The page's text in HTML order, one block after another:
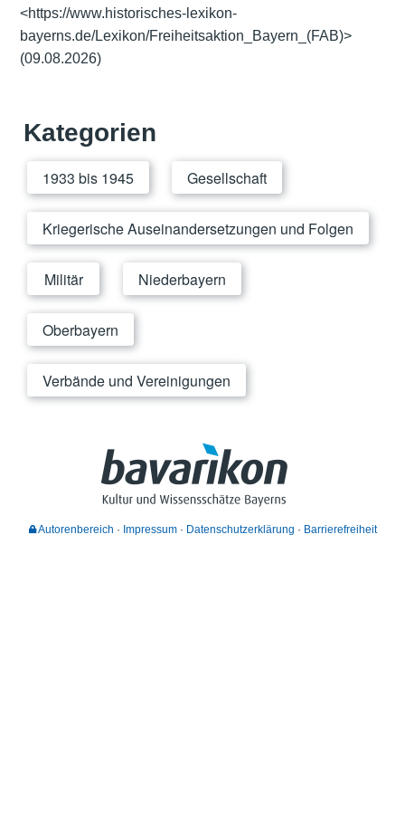
<https://www.historisches-lexikon-
bayerns.de/Lexikon/Freiheitsaktion_Bayern_(FAB)>
(09.08.2026)
Kategorien
1933 bis 1945 Gesellschaft
Kriegerische Auseinandersetzungen und Folgen
Militär Niederbayern
Oberbayern
Verbände und Vereinigungen
Autorenbereich Impressum Datenschutzerklärung Barrierefreiheit